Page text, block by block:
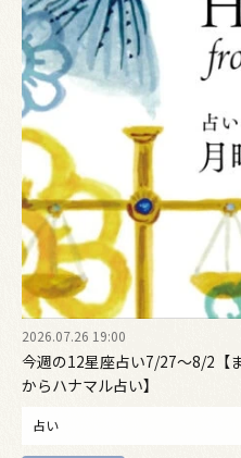
2026.07.26 19:00
今週の12星座占い7/27～8/2【
からハナマル占い】
占い